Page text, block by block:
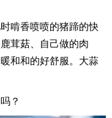
啃香喷喷的猪蹄的快
茸菇、自己做的肉
和和的好舒服。大蒜
？